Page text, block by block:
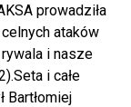
prowadziła
ataków
i nasze
i całe
Bartłomiej